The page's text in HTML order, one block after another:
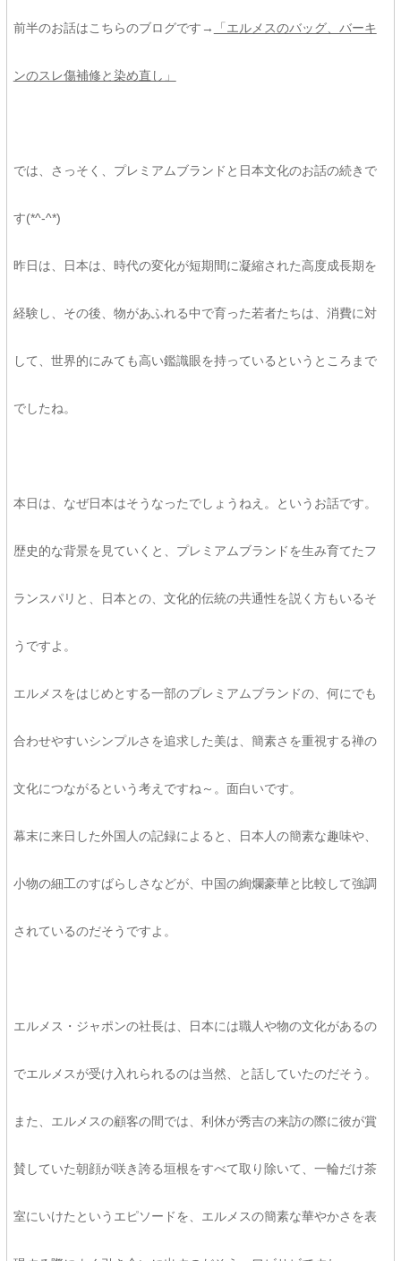
前半のお話はこちらのブログです→ 「エルメスのバッグ、バーキ
ンのスレ傷補修と染め直し」
では、さっそく、プレミアムブランドと日本文化のお話の続きで
す(*^-^*)
昨日は、日本は、時代の変化が短期間に凝縮された高度成長期を
経験し、その後、物があふれる中で育った若者たちは、消費に対
して、世界的にみても高い鑑識眼を持っているというところまで
でしたね。
本日は、なぜ日本はそうなったでしょうねえ。というお話です。
歴史的な背景を見ていくと、プレミアムブランドを生み育てたフ
ランスパリと、日本との、文化的伝統の共通性を説く方もいるそ
うですよ。
エルメスをはじめとする一部のプレミアムブランドの、何にでも
合わせやすいシンプルさを追求した美は、簡素さを重視する禅の
文化につながるという考えですね～。面白いです。
幕末に来日した外国人の記録によると、日本人の簡素な趣味や、
小物の細工のすばらしさなどが、中国の絢爛豪華と比較して強調
されているのだそうですよ。
エルメス・ジャポンの社長は、日本には職人や物の文化があるの
でエルメスが受け入れられるのは当然、と話していたのだそう。
また、エルメスの顧客の間では、利休が秀吉の来訪の際に彼が賞
賛していた朝顔が咲き誇る垣根をすべて取り除いて、一輪だけ茶
室にいけたというエピソードを、エルメスの簡素な華やかさを表